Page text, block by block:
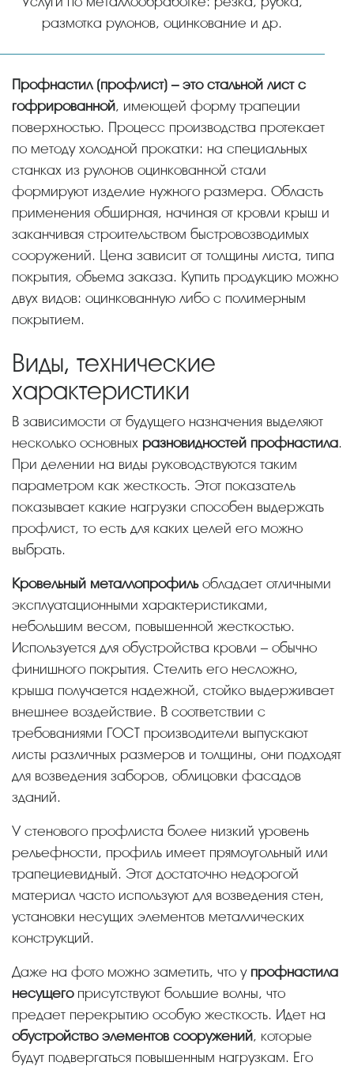
размотка рулонов, оцинкование и др.
Профнастил (профлист) – это стальной лист с
гофрированной, имеющей форму трапеции
поверхностью. Процесс производства протекает
по методу холодной прокатки: на специальных
станках из рулонов оцинкованной стали
формируют изделие нужного размера. Область
применения обширная, начиная от кровли крыш и
заканчивая строительством быстровозводимых
сооружений. Цена зависит от толщины листа, типа
покрытия, объема заказа. Купить продукцию можно
двух видов: оцинкованную либо с полимерным
покрытием.
Виды, технические
характеристики
В зависимости от будущего назначения выделяют
несколько основных разновидностей профнастила.
При делении на виды руководствуются таким
параметром как жесткость. Этот показатель
показывает какие нагрузки способен выдержать
профлист, то есть для каких целей его можно
выбрать.
Кровельный металлопрофильобладает отличными
эксплуатационными характеристиками,
небольшим весом, повышенной жесткостью.
Используется для обустройства кровли – обычно
финишного покрытия. Стелить его несложно,
крыша получается надежной, стойко выдерживает
внешнее воздействие. В соответствии с
требованиями ГОСТ производители выпускают
листы различных размеров и толщины, они подходят
для возведения заборов, облицовки фасадов
зданий.
У стенового профлиста более низкий уровень
рельефности, профиль имеет прямоугольный или
трапециевидный. Этот достаточно недорогой
материал часто используют для возведения стен,
установки несущих элементов металлических
конструкций.
Даже на фото можно заметить, что у профнастила
несущегоприсутствуют большие волны, что
предает перекрытию особую жесткость. Идет на
обустройство элементов сооружений, которые
будут подвергаться повышенным нагрузкам. Его